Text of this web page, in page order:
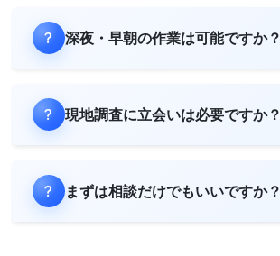
深夜・早朝の作業は可能ですか？
現地調査に立会いは必要ですか？
まずは相談だけでもいいですか？